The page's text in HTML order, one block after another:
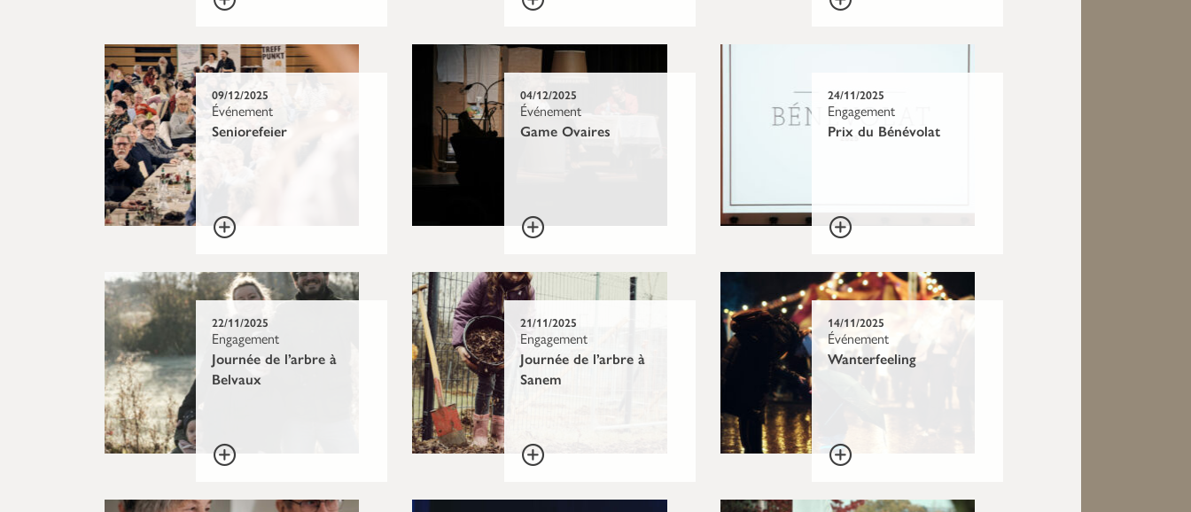
09/12/2025
Événement
Seniorefeier
04/12/2025
Événement
Game Ovaires
24/11/2025
Engagement
Prix du Bénévolat
22/11/2025
Engagement
Journée de l’arbre à
Belvaux
21/11/2025
Engagement
Journée de l’arbre à
Sanem
14/11/2025
Événement
Wanterfeeling